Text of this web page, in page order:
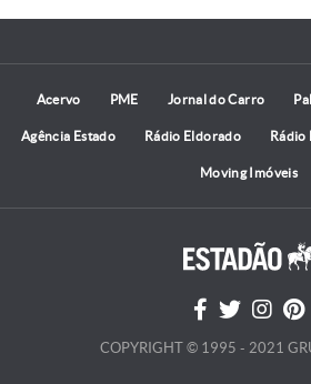
Acervo PME Jornal do Carro
Agência Estado Rádio Eldorado Rádio
Moving Imóveis
COPYRIGHT © 1995 - 2021